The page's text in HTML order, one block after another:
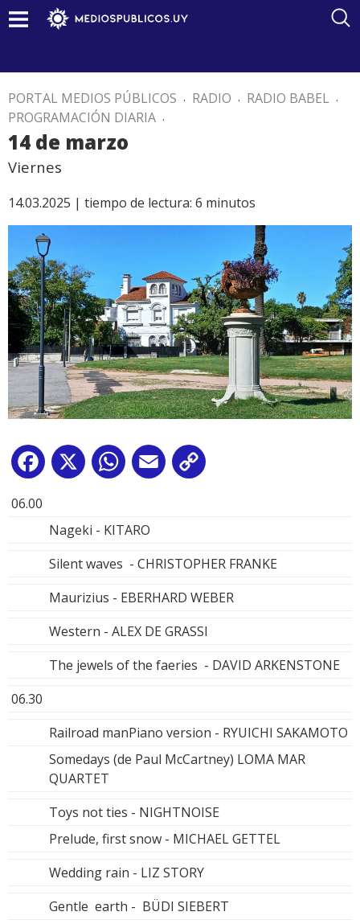
PORTAL MEDIOS PÚBLICOS . RADIO . RADIO BABEL .
PROGRAMACIÓN DIARIA .
14 de marzo
Viernes
14.03.2025 | tiempo de lectura: 6 minutos
Facebook
X WhatsApp
Email
06.00
Nageki - KITARO
Silent waves - CHRISTOPHER FRANKE
Maurizius - EBERHARD WEBER
Western - ALEX DE GRASSI
The jewels of the faeries - DAVID ARKENSTONE
06.30
Railroad manPiano version - RYUICHI SAKAMOTO
Somedays (de Paul McCartney) LOMA MAR
QUARTET
Toys not ties - NIGHTNOISE
Prelude, first snow - MICHAEL GETTEL
Wedding rain - LIZ STORY
Gentle earth - BÜDI SIEBERT